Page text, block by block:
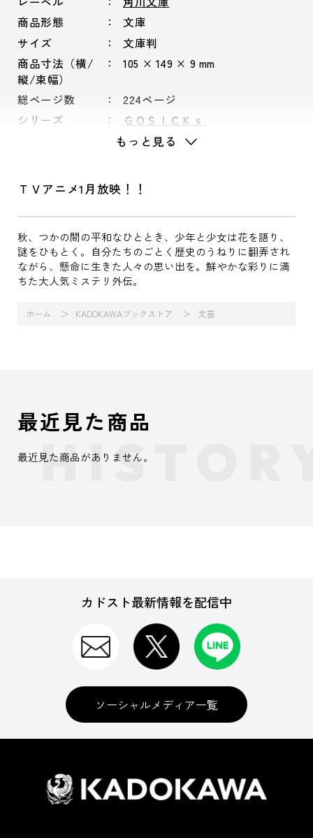
商品形態
文庫
サイズ
文庫判
商品寸法（横/
縦/束幅）
105 × 149 × 9 mm
総ページ数
224ページ
シリーズ
ＧＯＳＩＣＫｓ
もっと見る
ＴＶアニメ1月放映！！
秋、つかの間の平和なひととき、少年と少女は花を語り、
謎をひもとく。自分たちのごとく歴史のうねりに翻弄され
ながら、懸命に生きた人々の思い出を。鮮やかな彩りに満
ちた大人気ミステリ外伝。
ホーム KADOKAWAブックストア 文芸
最近見た商品
最近見た商品がありません。
カドスト最新情報を配信中
ソーシャルメディア一覧